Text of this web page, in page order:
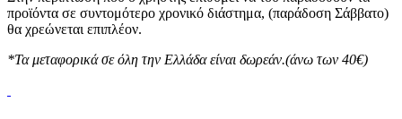
προϊόντα σε συντομότερο χρονικό διάστημα, (παράδοση Σάββατο)
θα χρεώνεται επιπλέον.
*Τα μεταφορικά σε όλη την Ελλάδα είναι δωρεάν.(άνω των 40€)